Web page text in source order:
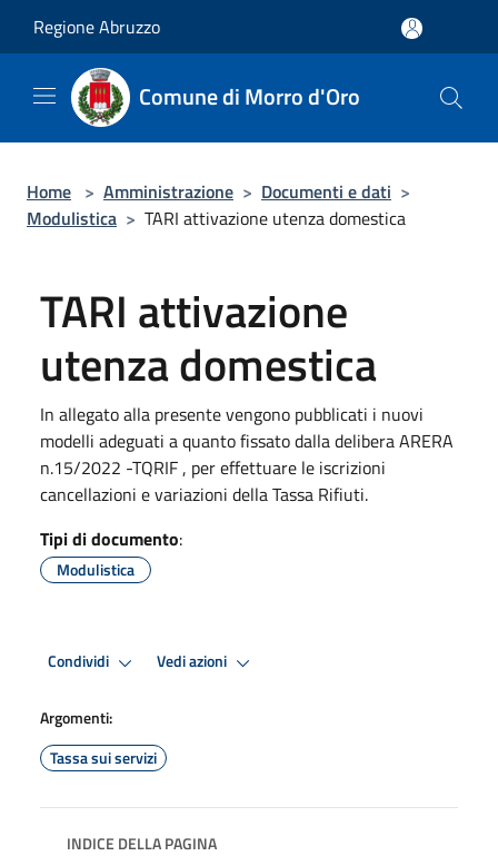
Regione Abruzzo
Comune di Morro d'Oro
Home > Amministrazione > Documenti e dati >
Modulistica > TARI attivazione utenza domestica
TARI attivazione
utenza domestica
In allegato alla presente vengono pubblicati i nuovi
modelli adeguati a quanto fissato dalla delibera ARERA
n.15/2022 -TQRIF , per effettuare le iscrizioni
cancellazioni e variazioni della Tassa Rifiuti.
Tipi di documento:
Modulistica
Condividi Vedi azioni
Argomenti:
Tassa sui servizi
INDICE DELLA PAGINA